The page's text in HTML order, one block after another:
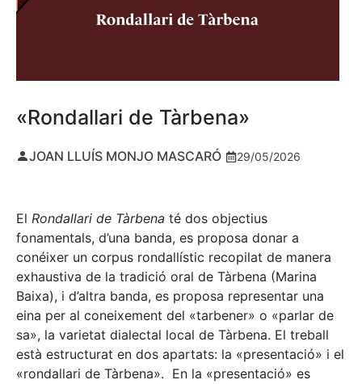
«Rondallari de Tàrbena»
JOAN LLUÍS MONJO MASCARÓ 29/05/2026
El Rondallari de Tàrbena té dos objectius
fonamentals, d’una banda, es proposa donar a
conéixer un corpus rondallístic recopilat de manera
exhaustiva de la tradició oral de Tàrbena (Marina
Baixa), i d’altra banda, es proposa representar una
eina per al coneixement del «tarbener» o «parlar de
sa», la varietat dialectal local de Tàrbena. El treball
està estructurat en dos apartats: la «presentació» i el
«rondallari de Tàrbena». En la «presentació» es